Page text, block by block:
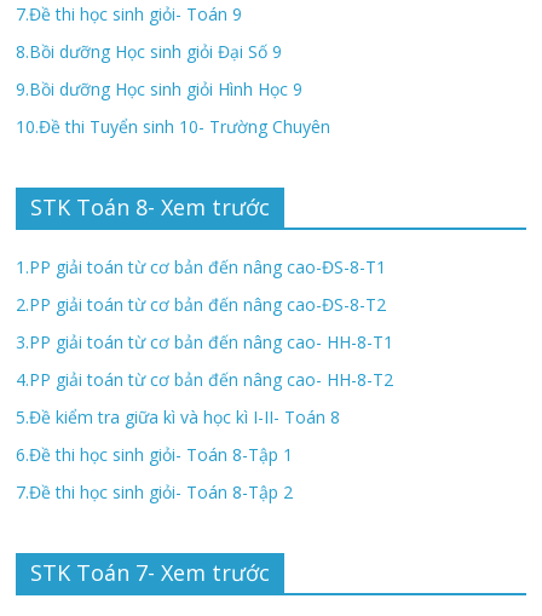
7.Đề thi học sinh giỏi- Toán 9
8.Bồi dưỡng Học sinh giỏi Đại Số 9
9.Bồi dưỡng Học sinh giỏi Hình Học 9
10.Đề thi Tuyển sinh 10- Trường Chuyên
STK Toán 8- Xem trước
1.PP giải toán từ cơ bản đến nâng cao-ĐS-8-T1
2.PP giải toán từ cơ bản đến nâng cao-ĐS-8-T2
3.PP giải toán từ cơ bản đến nâng cao- HH-8-T1
4.PP giải toán từ cơ bản đến nâng cao- HH-8-T2
5.Đề kiểm tra giữa kì và học kì I-II- Toán 8
6.Đề thi học sinh giỏi- Toán 8-Tập 1
7.Đề thi học sinh giỏi- Toán 8-Tập 2
STK Toán 7- Xem trước